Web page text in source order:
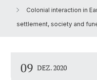
Colonial interaction in
settlement, society and
09 DEZ. 2020